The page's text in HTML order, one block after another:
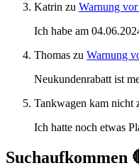
Katrin zu Warnung
Ich habe am
Thomas zu Warnung
Neukundenrabatt ist
Tankwagen kam nicht
Ich hatte noch etwas
Suchaufkommen